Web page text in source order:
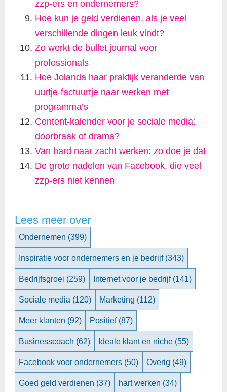
zzp-ers en ondernemers?
Hoe kun je geld verdienen, als je veel
verschillende dingen leuk vindt?
Zo werkt de bullet journal voor
professionals
Hoe Jolanda haar praktijk veranderde van
uurtje-factuurtje naar werken met
programma’s
Content-kalender voor je sociale media:
doorbraak of drama?
Van hard naar zacht werken: zo doe je dat
De grote nadelen van Facebook, die veel
zzp-ers niet kennen
Lees meer over
Ondernemen (399)
Inspiratie voor ondernemers en je bedrijf (343)
Bedrijfsgroei (259) Internet voor je bedrijf (141)
Sociale media (120) Marketing (112)
Meer klanten (92) Positief (87)
Businesscoach (62) Ideale klant en niche (55)
Facebook voor ondernemers (50) Overig (49)
Goed geld verdienen (37) hart werken (34)